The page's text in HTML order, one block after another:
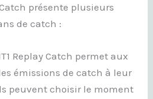
présente plusieurs
de catch :
Replay Catch permet aux
émissions de catch à leur
peuvent choisir le moment